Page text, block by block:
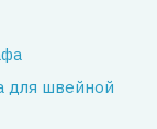
для швейной